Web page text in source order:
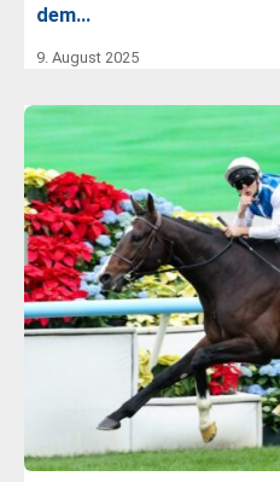
dem…
9. August 2025